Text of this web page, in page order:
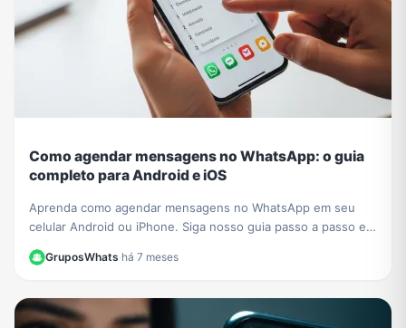
Como agendar mensagens no WhatsApp: o guia
completo para Android e iOS
Aprenda como agendar mensagens no WhatsApp em seu
celular Android ou iPhone. Siga nosso guia passo a passo e
nunca mais se esqueça de um recado importante!
GruposWhats·há 7 meses